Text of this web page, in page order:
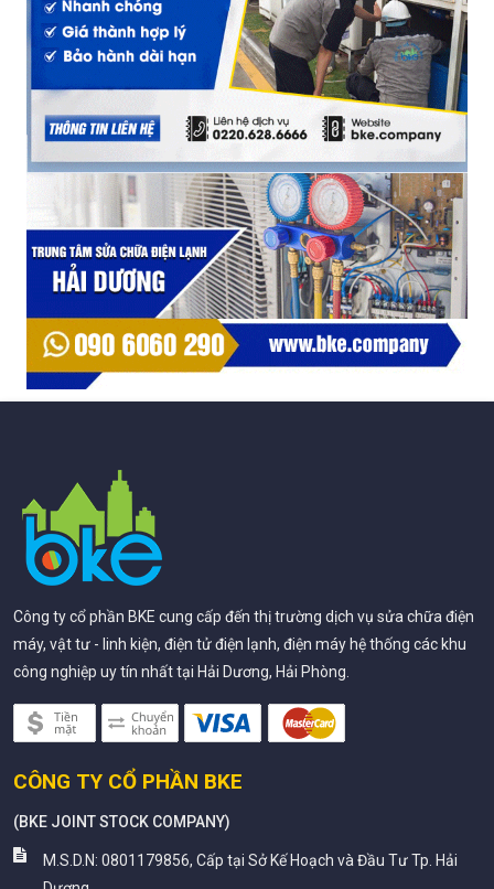
Công ty cổ phần BKE cung cấp đến thị trường dịch vụ sửa chữa điện
máy, vật tư - linh kiện, điện tử điện lạnh, điện máy hệ thống các khu
công nghiệp uy tín nhất tại Hải Dương, Hải Phòng.
CÔNG TY CỔ PHẦN BKE
(BKE JOINT STOCK COMPANY)
M.S.D.N: 0801179856, Cấp tại Sở Kế Hoạch và Đầu Tư Tp. Hải